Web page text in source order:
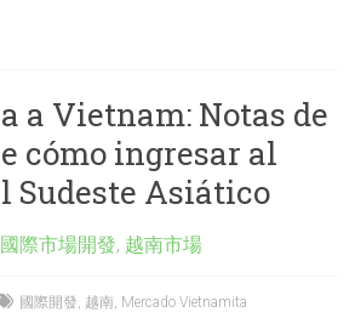
a Vietnam: Notas de
cómo ingresar al
Sudeste Asiático
國際市場開發, 越南市場
國際開發, 越南, Mercado Vietnamita